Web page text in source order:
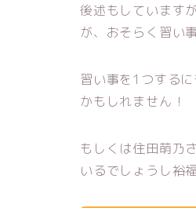
後述もしています
が、おそらく習い
習い事を1つする
かもしれません！
もしくは住田萌乃
いるでしょうし裕